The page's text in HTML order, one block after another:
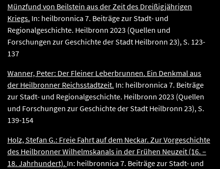
Münzfund von Beilstein aus der Zeit des Dreißigjährigen
Kriegs. In: heilbronnica 7. Beiträge zur Stadt- und
Regionalgeschichte. Heilbronn 2023 (Quellen und
Forschungen zur Geschichte der Stadt Heilbronn 23), S. 123-
137
Wanner, Peter: Der Fleiner Leberbrunnen. Ein Denkmal aus
der Heilbronner Reichsstadtzeit. In: heilbronnica 7. Beiträge
zur Stadt- und Regionalgeschichte. Heilbronn 2023 (Quellen
und Forschungen zur Geschichte der Stadt Heilbronn 23), S.
139-154
Holz, Stefan G.: Freie Fahrt auf dem Neckar. Zur Vorgeschichte
des Heilbronner Wilhelmskanals in der Frühen Neuzeit (16. –
18. Jahrhundert). In: heilbronnica 7. Beiträge zur Stadt- und